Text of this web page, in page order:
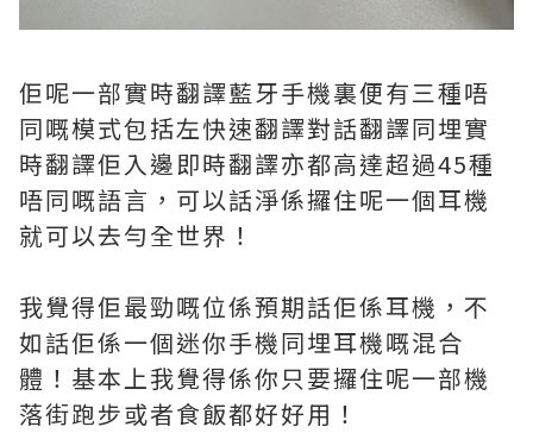
佢呢一部實時翻譯藍牙手機裏便有三種唔
同嘅模式包括左快速翻譯對話翻譯同埋實
時翻譯佢入邊即時翻譯亦都高達超過45種
唔同嘅語言，可以話淨係攞住呢一個耳機
就可以去勻全世界！
我覺得佢最勁嘅位係預期話佢係耳機，不
如話佢係一個迷你手機同埋耳機嘅混合
體！基本上我覺得係你只要攞住呢一部機
落街跑步或者食飯都好好用！